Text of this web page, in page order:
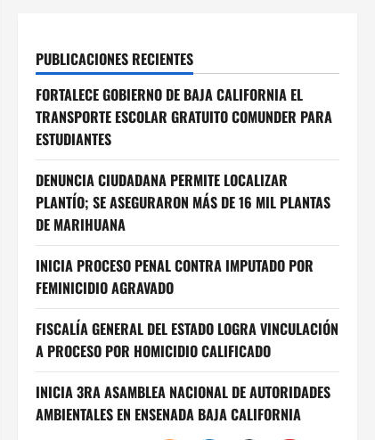
PUBLICACIONES RECIENTES
FORTALECE GOBIERNO DE BAJA CALIFORNIA EL
TRANSPORTE ESCOLAR GRATUITO COMUNDER PARA
ESTUDIANTES
DENUNCIA CIUDADANA PERMITE LOCALIZAR
PLANTÍO; SE ASEGURARON MÁS DE 16 MIL PLANTAS
DE MARIHUANA
INICIA PROCESO PENAL CONTRA IMPUTADO POR
FEMINICIDIO AGRAVADO
FISCALÍA GENERAL DEL ESTADO LOGRA VINCULACIÓN
A PROCESO POR HOMICIDIO CALIFICADO
INICIA 3RA ASAMBLEA NACIONAL DE AUTORIDADES
AMBIENTALES EN ENSENADA BAJA CALIFORNIA